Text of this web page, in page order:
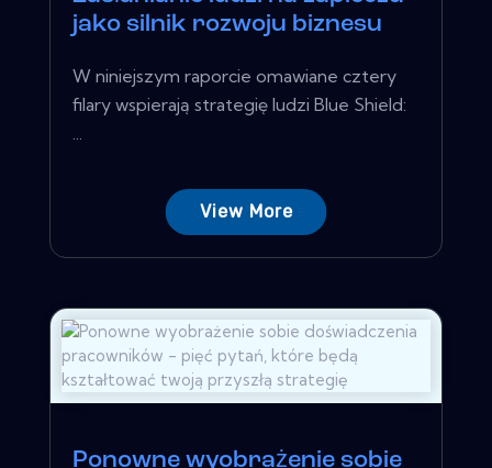
jako silnik rozwoju biznesu
W niniejszym raporcie omawiane cztery
filary wspierają strategię ludzi Blue Shield:
View More
Ponowne wyobrażenie sobie